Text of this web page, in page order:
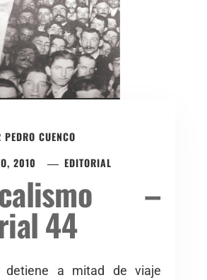
PEDRO CUENCO
2010
EDITORIAL
–
44
a mitad de viaje